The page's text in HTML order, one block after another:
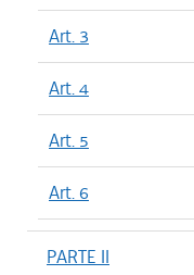
Art. 3
Art. 4
Art. 5
Art. 6
PARTE II